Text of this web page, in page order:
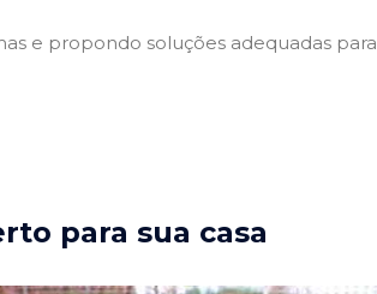
e propondo soluções adequadas para
para sua casa